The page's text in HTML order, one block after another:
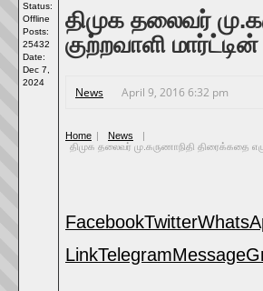
Status:
Offline
Posts:
25432
Date:
Dec 7,
2024
திமுக தலைவர்
குற்றவாளி
News April 9, 2016 6:32 pm
Home | News
|
திமுக தலைவர் மு.கருணாநிதி திரைக்கதை
FacebookTwitter
LinkTelegramMessage